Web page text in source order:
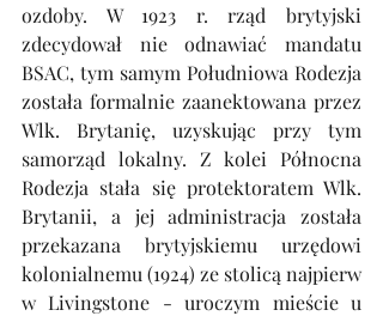
ozdoby. W 1923 r. rząd brytyjski
zdecydował nie odnawiać mandatu
BSAC, tym samym Południowa Rodezja
została formalnie zaanektowana przez
Wlk. Brytanię, uzyskując przy tym
samorząd lokalny. Z kolei Północna
Rodezja stała się protektoratem Wlk.
Brytanii, a jej administracja została
przekazana brytyjskiemu urzędowi
kolonialnemu (1924) ze stolicą najpierw
w Livingstone - uroczym mieście u